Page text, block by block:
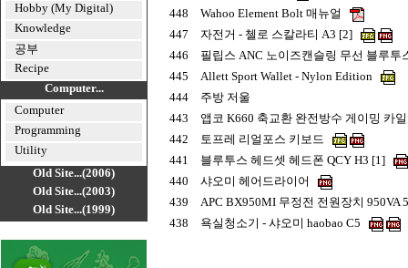
Hobby (My Digital)
Knowledge
공부
Recipe
Computer...
Computer
Programming
Utility
Old Site...(2006)
Old Site...(2003)
Old Site...(1999)
448
Wahoo Element Bolt 매뉴얼
447
자전거 - 첼로 스칼라티 A3 [2]
446
필립스 ANC 노이즈캔슬링 무선 블루투
445
Allett Sport Wallet - Nylon Edition
444
주방 저울
443
앱코 K660 축교환 완전방수 게이밍 카
442
토프레 리얼포스 키보드
441
블루투스 헤드셋 헤드폰 QCY H3 [1]
440
샤오미 헤어드라이어
439
APC BX950MI 무정전 전원장치 950VA
438
욕실청소기 - 샤오미 haobao C5